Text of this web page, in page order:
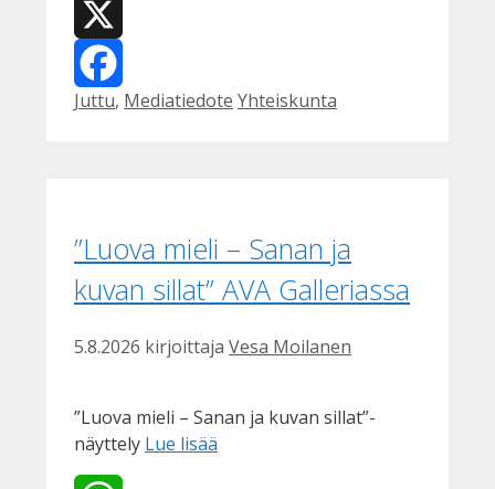
WhatsApp
X
Facebook
Kategoriat
Juttu, Mediatiedote Avainsanat
Yhteiskunta
”Luova mieli – Sanan ja
kuvan sillat” AVA Galleriassa
5.8.2026 kirjoittaja Vesa Moilanen
”Luova mieli – Sanan ja kuvan sillat”-
näyttely Lue lisää